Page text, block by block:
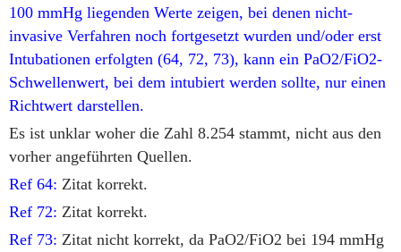
100 mmHg liegenden Werte zeigen, bei denen nicht-
invasive Verfahren noch fortgesetzt wurden und/oder erst
Intubationen erfolgten (64, 72, 73), kann ein PaO2/FiO2-
Schwellenwert, bei dem intubiert werden sollte, nur einen
Richtwert darstellen.
Es ist unklar woher die Zahl 8.254 stammt, nicht aus den
vorher angeführten Quellen.
Ref 64: Zitat korrekt.
Ref 72: Zitat korrekt.
Ref 73: Zitat nicht korrekt, da PaO2/FiO2 bei 194 mmHg